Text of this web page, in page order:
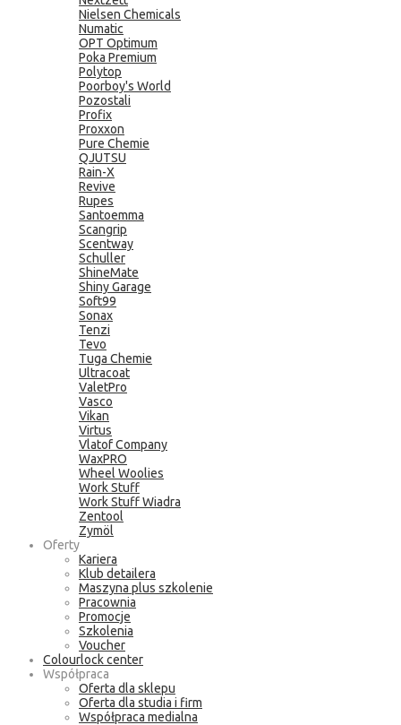
Nielsen Chemicals
Numatic
OPT Optimum
Poka Premium
Polytop
Poorboy's World
Pozostali
Profix
Proxxon
Pure Chemie
QJUTSU
Rain-X
Revive
Rupes
Santoemma
Scangrip
Scentway
Schuller
ShineMate
Shiny Garage
Soft99
Sonax
Tenzi
Tevo
Tuga Chemie
Ultracoat
ValetPro
Vasco
Vikan
Virtus
Vlatof Company
WaxPRO
Wheel Woolies
Work Stuff
Work Stuff Wiadra
Zentool
Zymöl
Oferty
Kariera
Klub detailera
Maszyna plus szkolenie
Pracownia
Promocje
Szkolenia
Voucher
Colourlock center
Współpraca
Oferta dla sklepu
Oferta dla studia i firm
Współpraca medialna